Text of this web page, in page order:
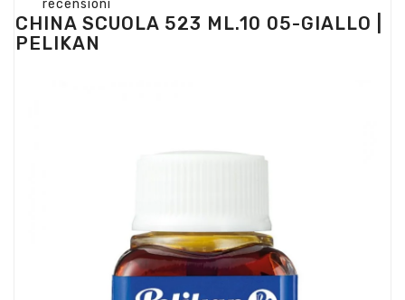
recensioni
CHINA SCUOLA 523 ML.10 05-GIALLO |
PELIKAN